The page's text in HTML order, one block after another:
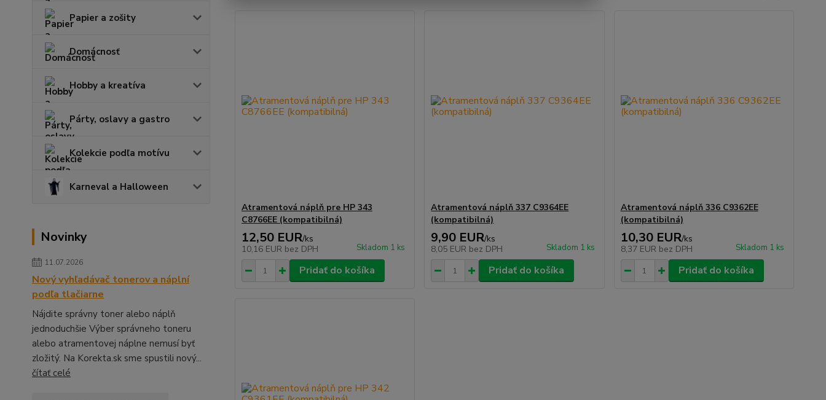
Papier a zošity
Domácnosť
Hobby a kreatíva
Párty, oslavy a gastro
Kolekcie podľa motívu
Karneval a Halloween
Novinky
11.07.2026
Nový vyhľadávač tonerov a náplní
podľa tlačiarne
Nájdite správny toner alebo náplň
jednoduchšie Výber správneho toneru
alebo atramentovej náplne nemusí byť
zložitý. Na Korekta.sk sme spustili nový...
čítať celé
Atramentová náplň pre HP 343
C8766EE (kompatibilná)
12,50 EUR/ks
10,16 EUR bez DPH Skladom 1 ks
Pridať do košíka
Atramentová náplň 337 C9364EE
(kompatibilná)
9,90 EUR/ks
8,05 EUR bez DPH Skladom 1 ks
Pridať do košíka
Atramentová náplň 336 C9362EE
(kompatibilná)
10,30 EUR/ks
8,37 EUR bez DPH Skladom 1 ks
Pridať do košíka